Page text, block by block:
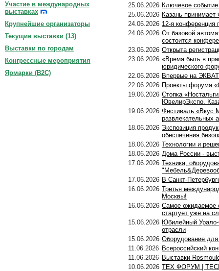
25.06.2026 Ключевое
25.06.2026 Казань
24.06.2026 12-я конференция
24.06.2026 От базовой
состоится
23.06.2026 Открыта
23.06.2026 «Время быть в
юридического
22.06.2026 Впервые на
22.06.2026 Проекты форума
19.06.2026 Стопка
ЮвелирЭкспо.
19.06.2026 Фестиваль «Вкус
развлекательных
18.06.2026 Экспозиция
обеспечения
18.06.2026 Технологии и
18.06.2026 Дома России -
17.06.2026 Техника,
17.06.2026 В Санкт-
16.06.2026 Третья
Москвы!
16.06.2026 Самое ожидаемое
стартует уже на
15.06.2026 Юбилейный Урало-
отрасли
15.06.2026 Оборудование для
11.06.2026 Всероссийский
11.06.2026 Выставки
10.06.2026 ТЕХ ФОРУМ | TECH
Участие в международных
выставках
Крупнейшие организаторы
Текущие выставки (13)
Выставки по городам
Конгрессные мероприятия
Ярмарки (B2C)